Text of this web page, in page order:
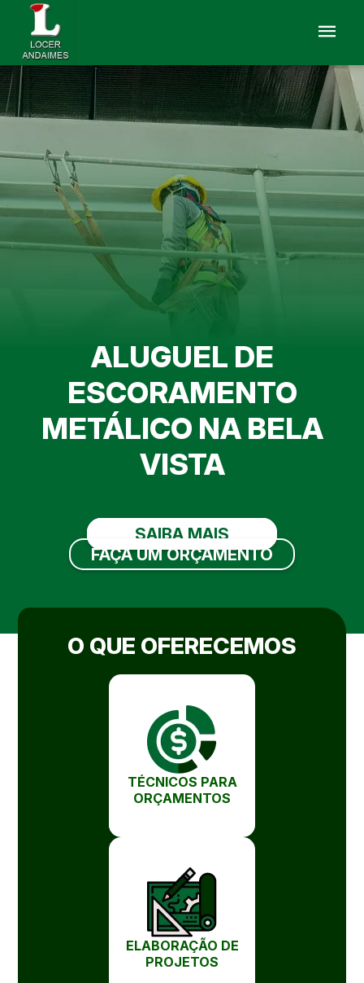
ALUGUEL DE
ESCORAMENTO
METÁLICO NA BELA
VISTA
SAIBA MAIS
FAÇA UM ORÇAMENTO
O QUE OFERECEMOS
TÉCNICOS PARA
ORÇAMENTOS
ELABORAÇÃO DE
PROJETOS